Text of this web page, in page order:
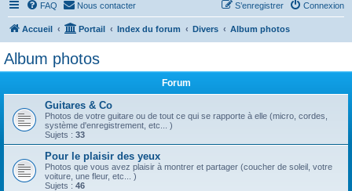
FAQ Nous contacter Connexion
S’enregistrer
Accueil Portail Index du forum Divers Album photos
Album photos
Forum
Guitares & Co
Photos de votre guitare ou de tout ce qui se rapporte à elle (micro, cordes,
système d'enregistrement, etc... )
Sujets : 33
Pour le plaisir des yeux
Photos que vous avez plaisir à montrer et partager (coucher de soleil, votre
voiture, une fleur, etc... )
Sujets : 46